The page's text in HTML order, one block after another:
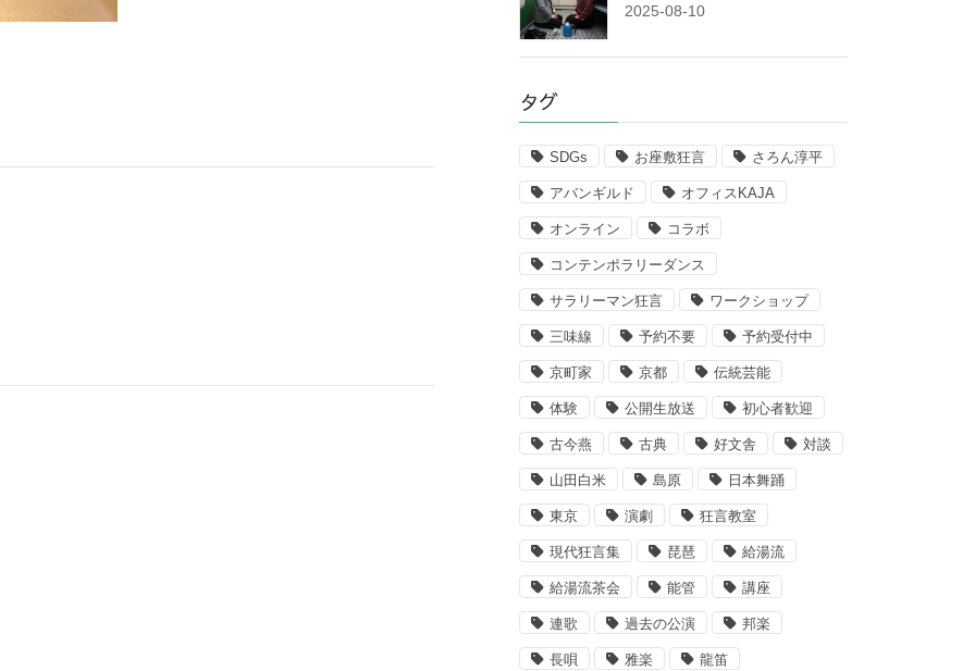
2025-08-10
タグ
SDGs お座敷狂言 さろん淳平
アバンギルド オフィスKAJA
オンライン コラボ
コンテンポラリーダンス
サラリーマン狂言 ワークショップ
三味線 予約不要 予約受付中
京町家 京都 伝統芸能
体験 公開生放送 初心者歓迎
古今燕 古典 好文舎 対談
山田白米 島原 日本舞踊
東京 演劇 狂言教室
現代狂言集 琵琶 給湯流
給湯流茶会 能管 講座
連歌 過去の公演 邦楽
長唄 雅楽 龍笛